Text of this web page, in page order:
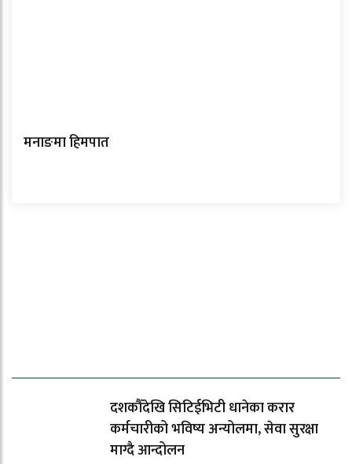
मनाङमा हिमपात
दशकौँदेखि सिटिईभिटी धानेका करार
कर्मचारीको भविष्य अन्योलमा, सेवा सुरक्षा
माग्दै आन्दोलन